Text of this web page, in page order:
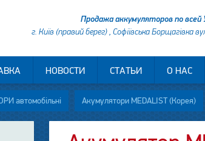
Продажа аккумуляторов по всей
г. Київ (правий берег) , Софіївська Борщагівка
НОВОСТИ СТАТЬИ О НАС
автомобільні Акумулятори MEDALIST (Корея)